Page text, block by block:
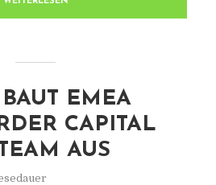
EMEA
CAPITAL
AUS